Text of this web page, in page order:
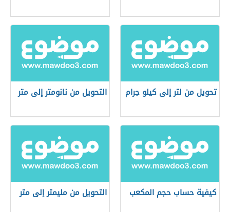
تحويل من لتر إلى كيلو جرام التحويل من نانومتر إلى متر
كيفية حساب حجم المكعب التحويل من مليمتر إلى متر